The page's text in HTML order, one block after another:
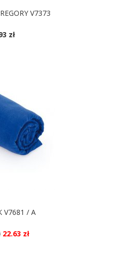
V7373
zł
V7681 / A
22.63 zł